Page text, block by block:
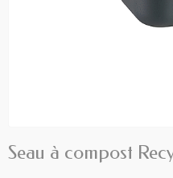
Seau à compost